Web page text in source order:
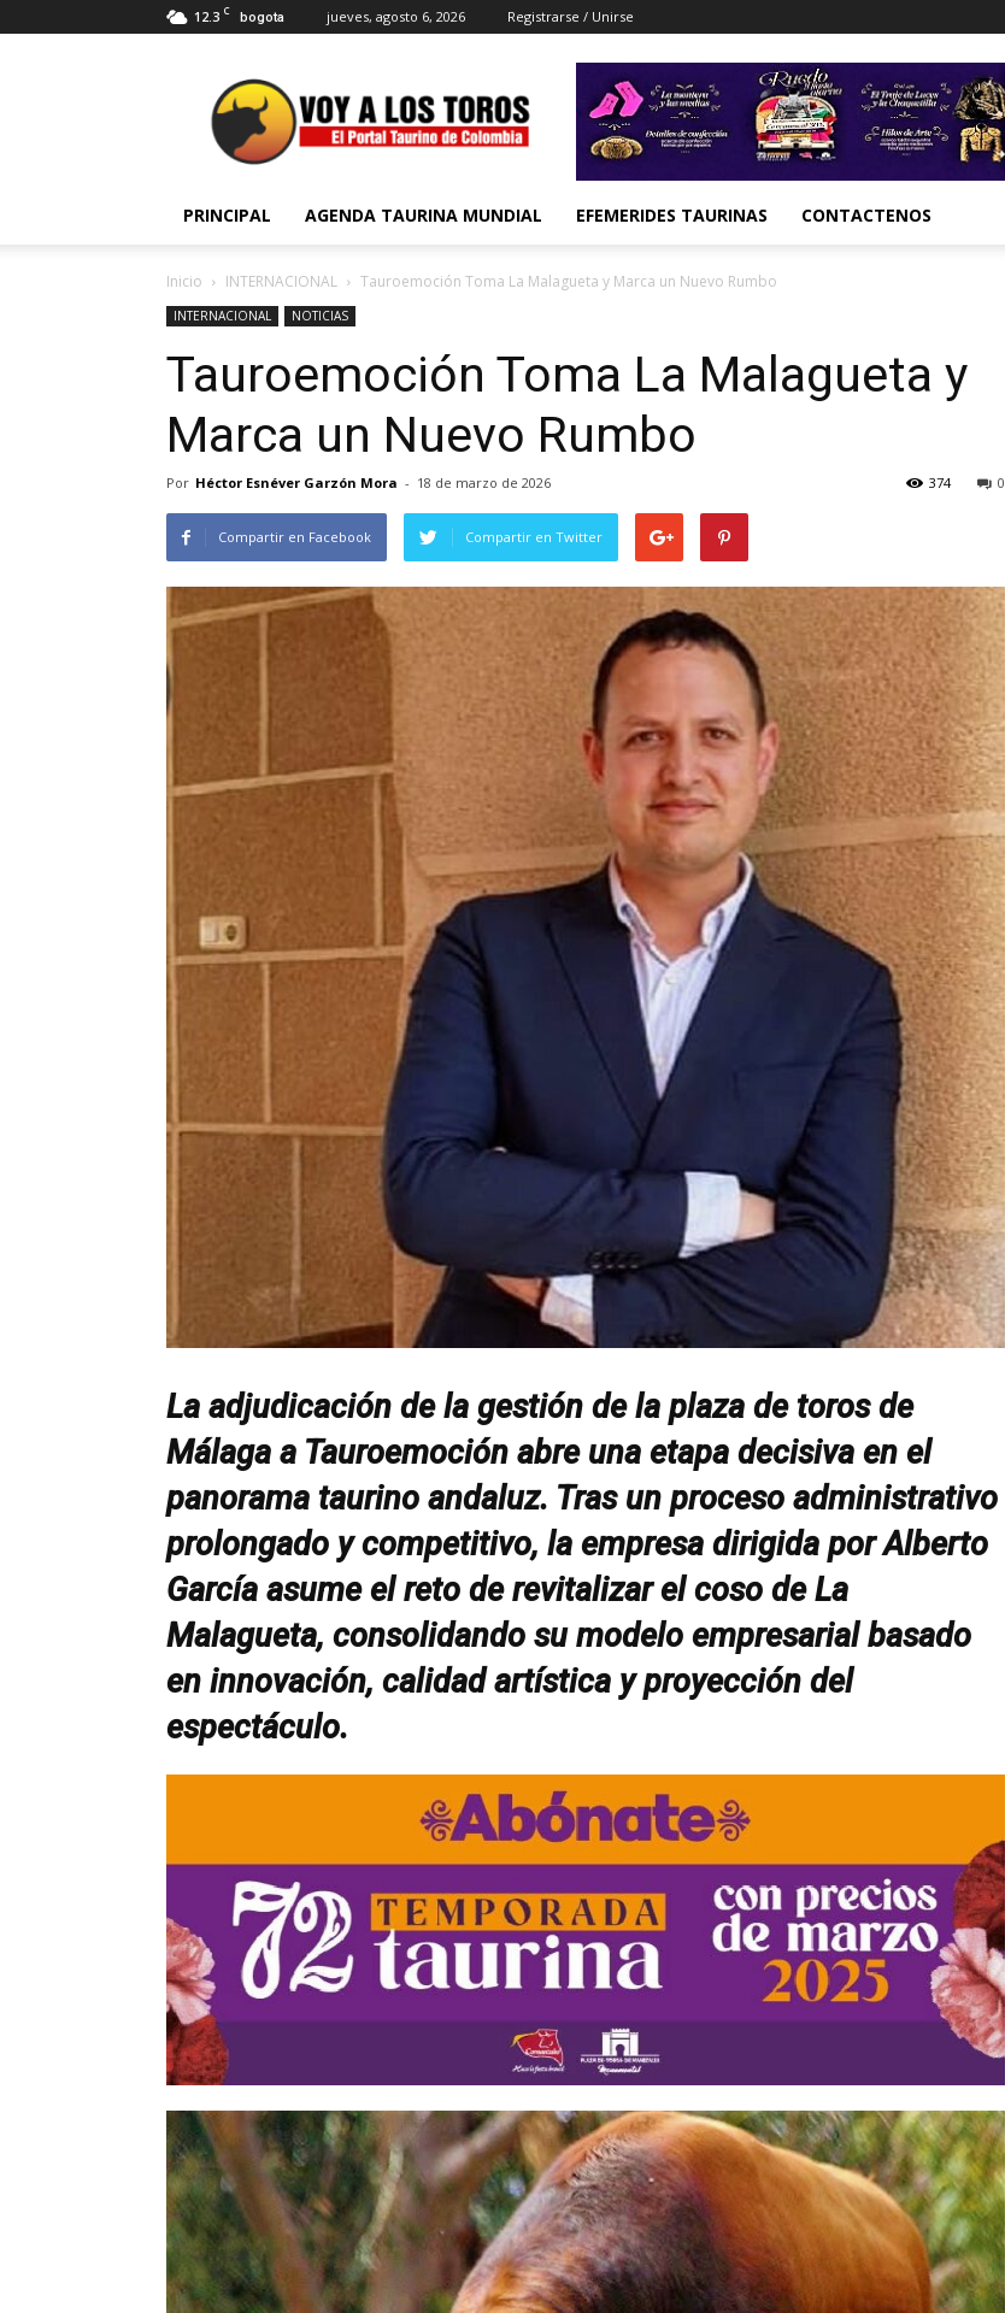
12.3 C bogota jueves, agosto 6, 2026 Registrarse / Unirse
Voy
a
Los
Toros
PRINCIPAL AGENDA TAURINA MUNDIAL EFEMERIDES TAURINAS CONTACTENOS
Inicio INTERNACIONAL Tauroemoción Toma La Malagueta y Marca un Nuevo Rumbo
INTERNACIONAL NOTICIAS
Tauroemoción Toma La Malagueta y
Marca un Nuevo Rumbo
Por Héctor Esnéver Garzón Mora - 18 de marzo de 2026 0
374
Compartir en Facebook Compartir en Twitter
La adjudicación de la gestión de la plaza de toros de
Málaga a Tauroemoción abre una etapa decisiva en el
panorama taurino andaluz. Tras un proceso administrativo
prolongado y competitivo, la empresa dirigida por Alberto
García asume el reto de revitalizar el coso de La
Malagueta, consolidando su modelo empresarial basado
en innovación, calidad artística y proyección del
espectáculo.